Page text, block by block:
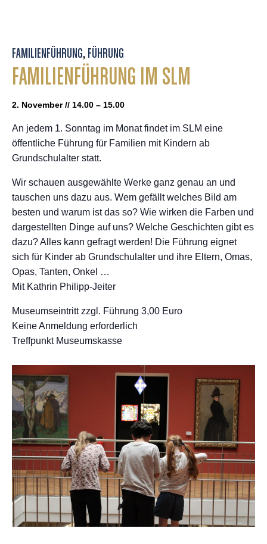
FAMILIENFÜHRUNG, FÜHRUNG
FAMILIENFÜHRUNG IM SLM
2. November // 14.00 – 15.00
An jedem 1. Sonntag im Monat findet im SLM eine
öffentliche Führung für Familien mit Kindern ab
Grundschulalter statt.
Wir schauen ausgewählte Werke ganz genau an und
tauschen uns dazu aus. Wem gefällt welches Bild am
besten und warum ist das so? Wie wirken die Farben und
dargestellten Dinge auf uns? Welche Geschichten gibt es
dazu? Alles kann gefragt werden! Die Führung eignet
sich für Kinder ab Grundschulalter und ihre Eltern, Omas,
Opas, Tanten, Onkel …
Mit Kathrin Philipp-Jeiter
Museumseintritt zzgl. Führung 3,00 Euro
Keine Anmeldung erforderlich
Treffpunkt Museumskasse